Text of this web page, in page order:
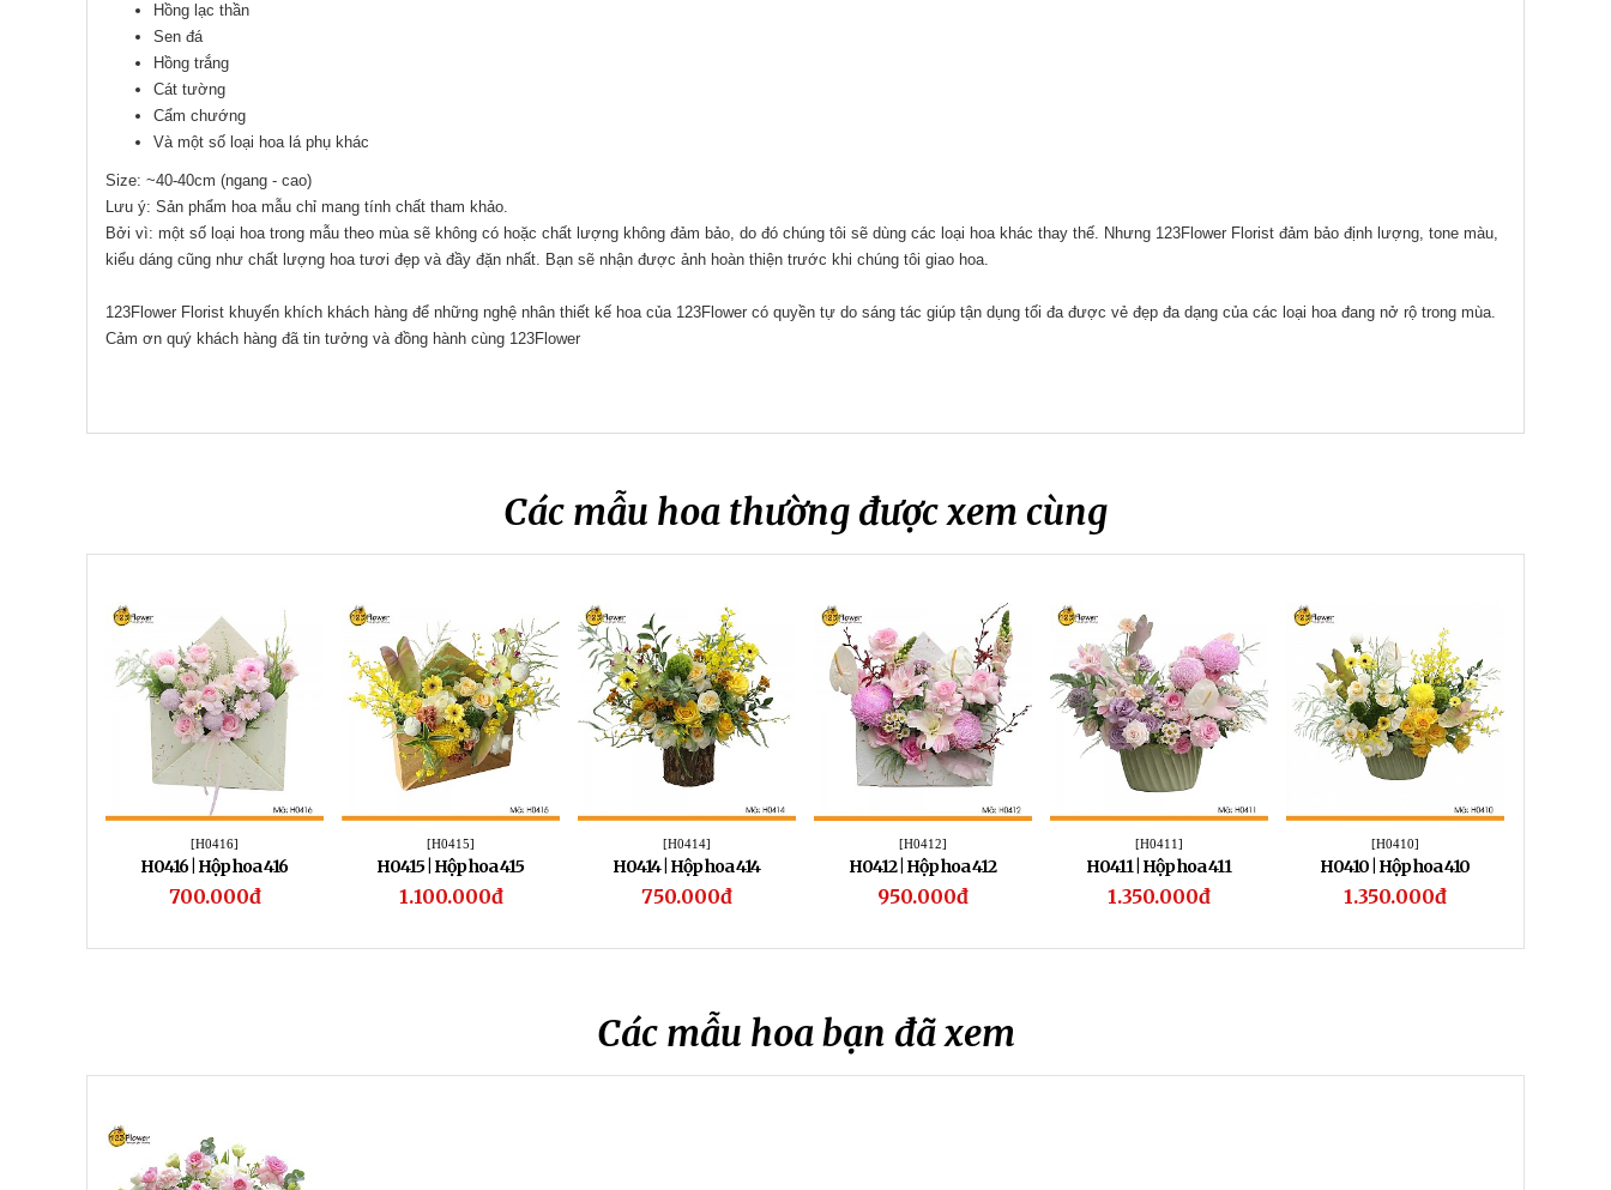
Hồng lạc thần
Sen đá
Hồng trắng
Cát tường
Cẩm chướng
Và một số loại hoa lá phụ khác
Size: ~40-40cm (ngang - cao)
Lưu ý: Sản phẩm hoa mẫu chỉ mang tính chất tham khảo.
Bởi vì: một số loại hoa trong mẫu theo mùa sẽ không có hoặc chất lượng không đảm bảo, do đó chúng tôi sẽ dùng các loại hoa khác thay thế. Nhưng 123Flower Florist đảm bảo định lượng, tone màu,
kiểu dáng cũng như chất lượng hoa tươi đẹp và đầy đặn nhất. Bạn sẽ nhận được ảnh hoàn thiện trước khi chúng tôi giao hoa.
123Flower Florist khuyến khích khách hàng để những nghệ nhân thiết kế hoa của 123Flower có quyền tự do sáng tác giúp tận dụng tối đa được vẻ đẹp đa dạng của các loại hoa đang nở rộ trong mùa.
Cảm ơn quý khách hàng đã tin tưởng và đồng hành cùng 123Flower
Các mẫu hoa thường được xem cùng
[H0416]
H0416 | Hộp hoa 416
700.000đ
[H0415]
H0415 | Hộp hoa 415
1.100.000đ
[H0414]
H0414 | Hộp hoa 414
750.000đ
[H0412]
H0412 | Hộp hoa 412
950.000đ
[H0411]
H0411 | Hộp hoa 411
1.350.000đ
[H0410]
H0410 | Hộp hoa 410
1.350.000đ
Các mẫu hoa bạn đã xem